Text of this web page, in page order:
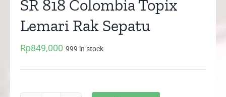
SR 818 Colombia Topix
Lemari Rak Sepatu
Rp849,000 999 in stock